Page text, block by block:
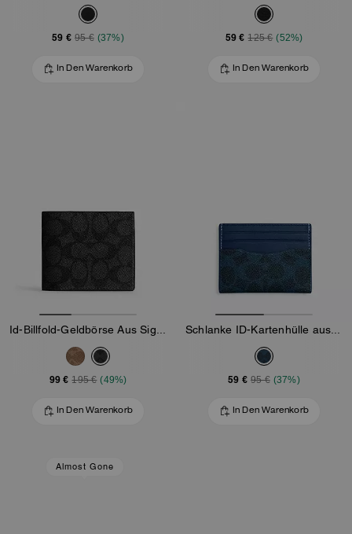
59 € 95 € (37%)
In Den Warenkorb
59 € 125 € (52%)
In Den Warenkorb
99 € 195 € (49%)
In Den Warenkorb
59 € 95 € (37%)
In Den Warenkorb
Almost Gone